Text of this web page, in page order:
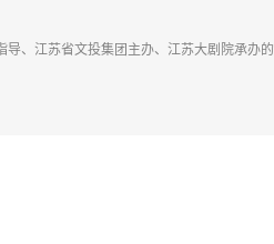
、江苏省文投集团主办、江苏大剧院承办的